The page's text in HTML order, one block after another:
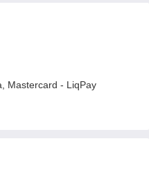
Mastercard - LiqPay